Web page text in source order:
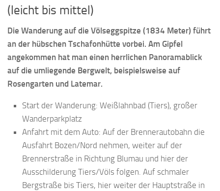
(leicht bis mittel)
Die Wanderung auf die Völseggspitze (1834 Meter) führt
an der hübschen Tschafonhütte vorbei. Am Gipfel
angekommen hat man einen herrlichen Panoramablick
auf die umliegende Bergwelt, beispielsweise auf
Rosengarten und Latemar.
Start der Wanderung: Weißlahnbad (Tiers), großer
Wanderparkplatz
Anfahrt mit dem Auto: Auf der Brennerautobahn die
Ausfahrt Bozen/Nord nehmen, weiter auf der
Brennerstraße in Richtung Blumau und hier der
Ausschilderung Tiers/Völs folgen. Auf schmaler
Bergstraße bis Tiers, hier weiter der Hauptstraße in